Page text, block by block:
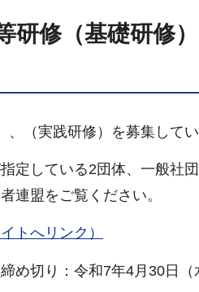
研修（基礎研修
（実践研修）を募集してい
定している2団体、一般社
連盟をご覧ください。
トへリンク）
切り：令和7年4月30日（